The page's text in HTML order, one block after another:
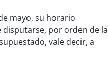
mayo, su horario
por orden de la
vale decir, a